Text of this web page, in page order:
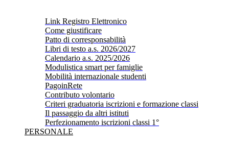
Link Registro Elettronico
Come giustificare
Patto di corresponsabilità
Libri di testo a.s. 2026/2027
Calendario a.s. 2025/2026
Modulistica smart per famiglie
Mobilità internazionale studenti
PagoinRete
Contributo volontario
Criteri graduatoria iscrizioni e formazione classi
Il passaggio da altri istituti
Perfezionamento iscrizioni classi 1°
PERSONALE